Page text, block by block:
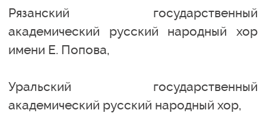
Рязанский государственный
академический русский народный хор
имени Е. Попова,
Уральский государственный
академический русский народный хор,